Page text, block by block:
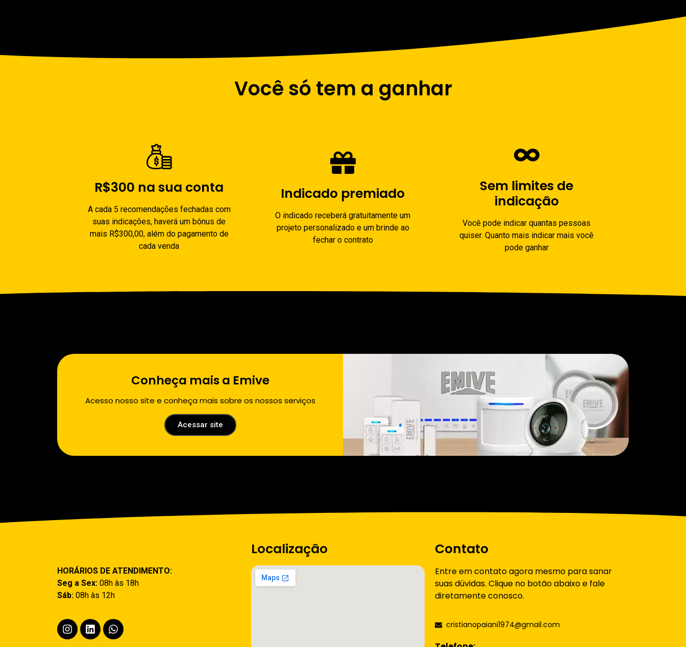
Você só tem a ganhar
R$300 na sua conta
A cada 5 recomendações fechadas com
suas indicações, haverá um bônus de
mais R$300,00, além do pagamento de
cada venda
Indicado premiado
O indicado receberá gratuitamente um
projeto personalizado e um brinde ao
fechar o contrato
Sem limites de
indicação
Você pode indicar quantas pessoas
quiser. Quanto mais indicar mais você
pode ganhar
Conheça mais a Emive
Acesso nosso site e conheça mais sobre os nossos serviços
Acessar site
HORÁRIOS DE ATENDIMENTO:
Seg a Sex: 08h às 18h
Sáb: 08h às 12h
Localização Contato
Entre em contato agora mesmo para sanar
suas dúvidas. Clique no botão abaixo e fale
diretamente conosco.
cristianopaiani1974@gmail.com